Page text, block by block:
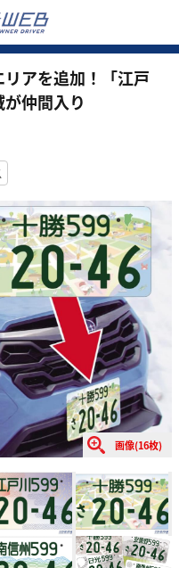
リアを追加！「江戸
仲間入り
画像(16枚)